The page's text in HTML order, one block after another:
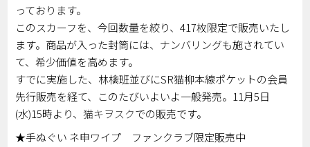
っております。
このスカーフを、今回数量を絞り、417枚限定で販売いたし
ます。商品が入った封筒には、ナンバリングも施されてい
て、希少価値を高めます。
すでに実施した、林檎班並びにSR猫柳本線ポケットの会員
先行販売を経て、このたびいよいよ一般発売。11月5日
(水)15時より、猫キヲスクでの販売です。
★手ぬぐい ネ申ワイプ ファンクラブ限定販売中